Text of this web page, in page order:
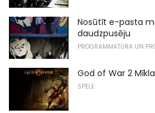
Nosūtīt e-pasta
daudzpusēju
PROGRAMMATŪRA UN
God of War 2
SPĒLE